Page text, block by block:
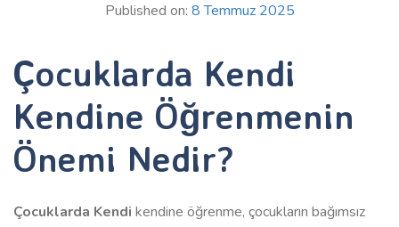
Published on: 8 Temmuz 2025
Çocuklarda Kendi
Kendine Öğrenmenin
Önemi Nedir?
Çocuklarda Kendi kendine öğrenme, çocukların bağımsız